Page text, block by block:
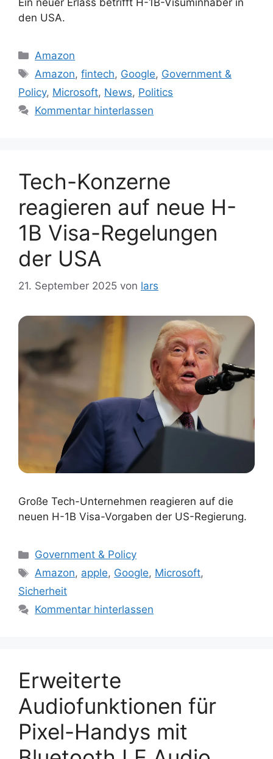
Ein neuer Erlass betrifft H-1B-Visuminhaber in
den USA.
Kategorien
Amazon
Schlagwörter
Amazon,fintech, Google, Government &
Policy, Microsoft, News, Politics
Kommentar hinterlassen
Tech-Konzerne
reagieren auf neue H-
1B Visa-Regelungen
der USA
21. September 2025 von lars
Große Tech-Unternehmen reagieren auf die
neuen H-1B Visa-Vorgaben der US-Regierung.
Kategorien
Government & Policy
Schlagwörter
Amazon, apple, Google, Microsoft,
Sicherheit
Kommentar hinterlassen
Erweiterte
Audiofunktionen für
Pixel-Handys mit